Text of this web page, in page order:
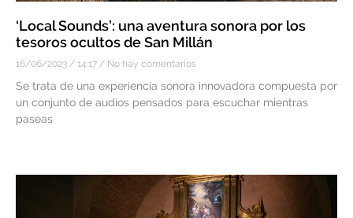
‘Local Sounds’: una aventura sonora por los
tesoros ocultos de San Millán
16/06/2023 14:17 No hay comentarios
Se trata de una experiencia sonora innovadora compuesta por
un conjunto de audios pensados para escuchar mientras
paseas